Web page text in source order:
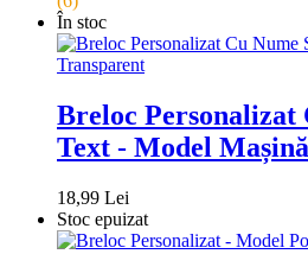
În stoc
Breloc Personalizat
Text - Model
18,99 Lei
Stoc epuizat